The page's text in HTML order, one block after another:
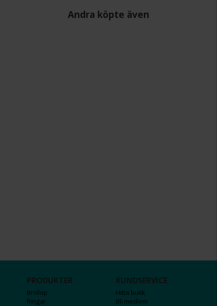
Andra köpte även
PRODUKTER
Bröllop
Ringar
KUNDSERVICE
Hitta butik
Bli medlem